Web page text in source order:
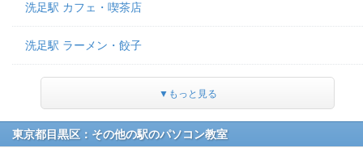
洗足駅 カフェ・喫茶店
洗足駅 ラーメン・餃子
▼もっと見る
東京都目黒区：その他の駅のパソコン教室